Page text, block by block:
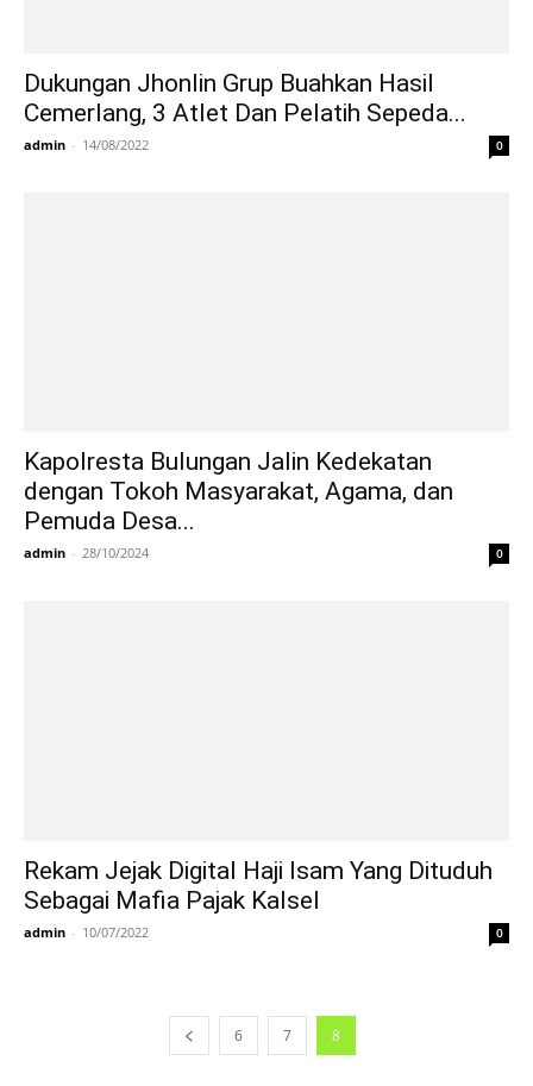
Dukungan Jhonlin Grup Buahkan Hasil
Cemerlang, 3 Atlet Dan Pelatih Sepeda...
admin - 14/08/2022 0
Kapolresta Bulungan Jalin Kedekatan
dengan Tokoh Masyarakat, Agama, dan
Pemuda Desa...
admin - 28/10/2024 0
Rekam Jejak Digital Haji Isam Yang Dituduh
Sebagai Mafia Pajak Kalsel
admin - 10/07/2022 0
6 7 8